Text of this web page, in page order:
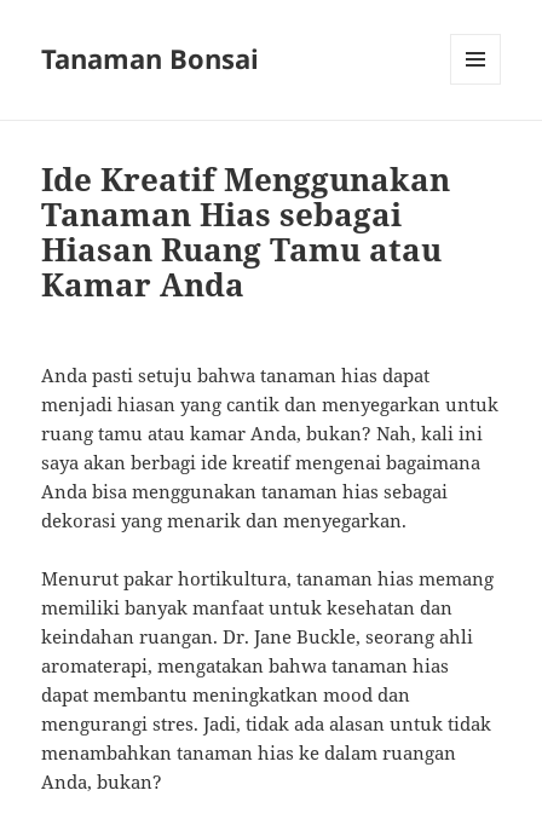
Tanaman Bonsai
Ide Kreatif Menggunakan
Tanaman Hias sebagai
Hiasan Ruang Tamu atau
Kamar Anda
Anda pasti setuju bahwa tanaman hias dapat
menjadi hiasan yang cantik dan menyegarkan untuk
ruang tamu atau kamar Anda, bukan? Nah, kali ini
saya akan berbagi ide kreatif mengenai bagaimana
Anda bisa menggunakan tanaman hias sebagai
dekorasi yang menarik dan menyegarkan.
Menurut pakar hortikultura, tanaman hias memang
memiliki banyak manfaat untuk kesehatan dan
keindahan ruangan. Dr. Jane Buckle, seorang ahli
aromaterapi, mengatakan bahwa tanaman hias
dapat membantu meningkatkan mood dan
mengurangi stres. Jadi, tidak ada alasan untuk tidak
menambahkan tanaman hias ke dalam ruangan
Anda, bukan?